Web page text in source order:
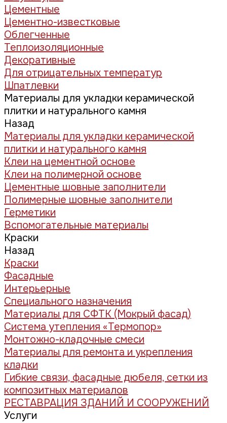
Цементные
Цементно-известковые
Облегченные
Теплоизоляционные
Декоративные
Для отрицательных температур
Шпатлевки
Материалы для укладки керамической
плитки и натурального камня
Назад
Материалы для укладки керамической
плитки и натурального камня
Клеи на цементной основе
Клеи на полимерной основе
Цементные шовные заполнители
Полимерные шовные заполнители
Герметики
Вспомогательные материалы
Краски
Назад
Краски
Фасадные
Интерьерные
Специального назначения
Материалы для СФТК (Мокрый фасад)
Система утепления «Термопор»
Монтожно-кладочные смеси
Материалы для ремонта и укрепления
кладки
Гибкие связи, фасадные дюбеля, сетки из
композитных материалов
РЕСТАВРАЦИЯ ЗДАНИЙ И СООРУЖЕНИЙ
Услуги